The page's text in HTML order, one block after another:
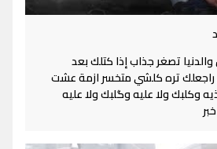
تصغر جذاب إذا كتلك بعد
راجعلك تره كلشي متخسر ازمة عشت
وكلبك ولا عليه وگلبك ولا عليه